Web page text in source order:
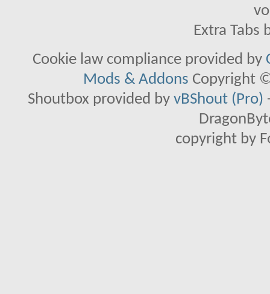
Extra Tabs
Cookie law compliance provided by
Mods & Addons Copyright
Shoutbox provided by vBShout (Pro)
copyright by